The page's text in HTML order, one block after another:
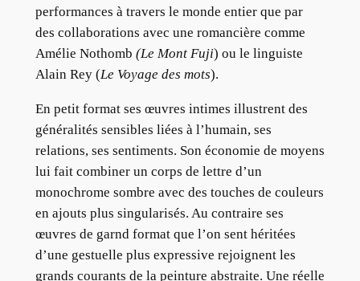
performances à travers le monde entier que par
des collaborations avec une romancière comme
Amélie Nothomb (Le Mont Fuji) ou le linguiste
Alain Rey (Le Voyage des mots).
En petit format ses œuvres intimes illustrent des
généralités sensibles liées à l’humain, ses
relations, ses sentiments. Son économie de moyens
lui fait combiner un corps de lettre d’un
monochrome sombre avec des touches de couleurs
en ajouts plus singularisés. Au contraire ses
œuvres de garnd format que l’on sent héritées
d’une gestuelle plus expressive rejoignent les
grands courants de la peinture abstraite. Une réelle